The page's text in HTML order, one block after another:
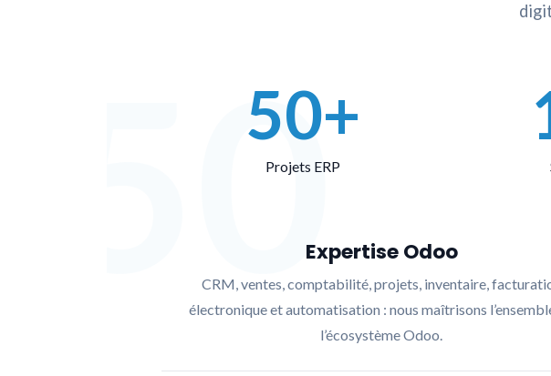
50
50+
Projets ERP
Expertise Odoo
CRM, ventes, comptabilité, projets, inventaire,
électronique et automatisation : nous maîtrisons
l’écosystème Odoo.